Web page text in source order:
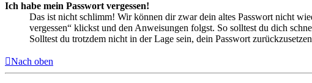
Ich habe mein Passwort vergessen!
Das ist nicht schlimm! Wir können dir zwar dein altes Passwort nicht
vergessen“ klickst und den Anweisungen folgst. So solltest du dich
Solltest du trotzdem nicht in der Lage sein, dein Passwort
Nach oben